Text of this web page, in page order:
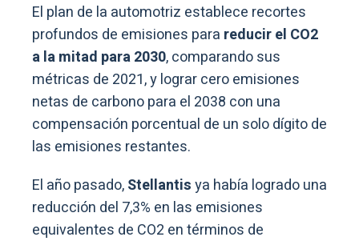
El plan de la automotriz establece recortes
profundos de emisiones para reducir el CO2
a la mitad para 2030, comparando sus
métricas de 2021, y lograr cero emisiones
netas de carbono para el 2038 con una
compensación porcentual de un solo dígito de
las emisiones restantes.
El año pasado,Stellantisya había logrado una
reducción del 7,3% en las emisiones
equivalentes de CO2 en términos de